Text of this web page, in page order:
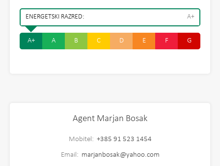
ENERGETSKI RAZRED: A+
A+ A B C D E F G
Agent Marjan Bosak
Mobitel: +385 91 523 1454
Email: marjanbosak@yahoo.com